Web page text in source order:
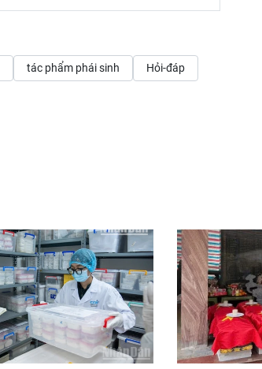
tác phẩm phái sinh Hỏi-đáp